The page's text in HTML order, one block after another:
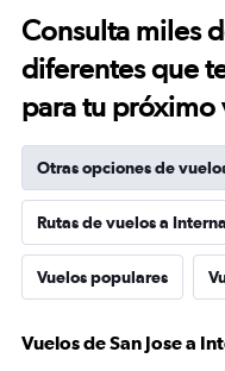
Consulta miles
diferentes que
para tu próximo
Otras opciones de
Rutas de vuelos a
Vuelos populares
Vuelos de San Jose a